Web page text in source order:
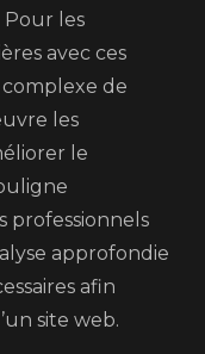
les
avec ces
de
les
le
professionnels
approfondie
afin
site web.